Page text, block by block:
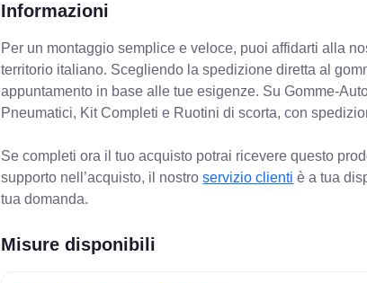
Informazioni
Per un montaggio semplice e veloce, puoi affidarti alla
territorio italiano. Scegliendo la spedizione diretta al
appuntamento in base alle tue esigenze. Su Gomme-
Pneumatici, Kit Completi e Ruotini di scorta, con
Se completi ora il tuo acquisto potrai ricevere questo
supporto nell’acquisto, il nostroservizio clienti è a tua
tua domanda.
Misure disponibili